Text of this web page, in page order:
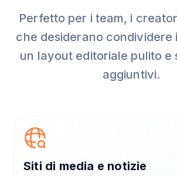
Perfetto per i team, i
che desiderano condividere
un layout editoriale pulito e
aggiuntivi.
Siti di media e notizie